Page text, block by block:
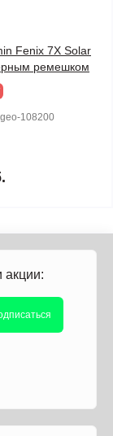
Fenix 7X Solar
ремешком
geo-108200
акции: